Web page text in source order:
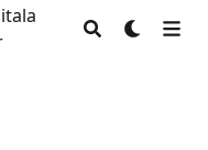
Rättigheter